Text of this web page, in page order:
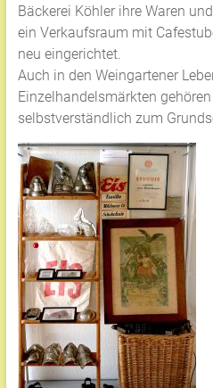
Bäckerei Köhler ihre Waren
ein Verkaufsraum mit
neu eingerichtet.
Auch in den Weingartener
Einzelhandelsmärkten
selbstverständlich zum